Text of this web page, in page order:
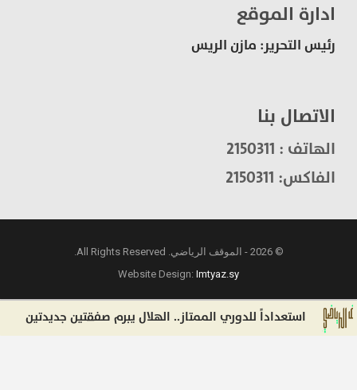
ادارة الموقع
رئيس التحرير: مازن الريس
الاتصال بنا
الهاتف : 2150311
الفاكس: 2150311
© 2026 - الموقف الرياضي. All Rights Reserved.
Website Design:Imtyaz.sy
استعداداً للدوري الممتاز.. الهلال يبرم صفقتين جديدتين